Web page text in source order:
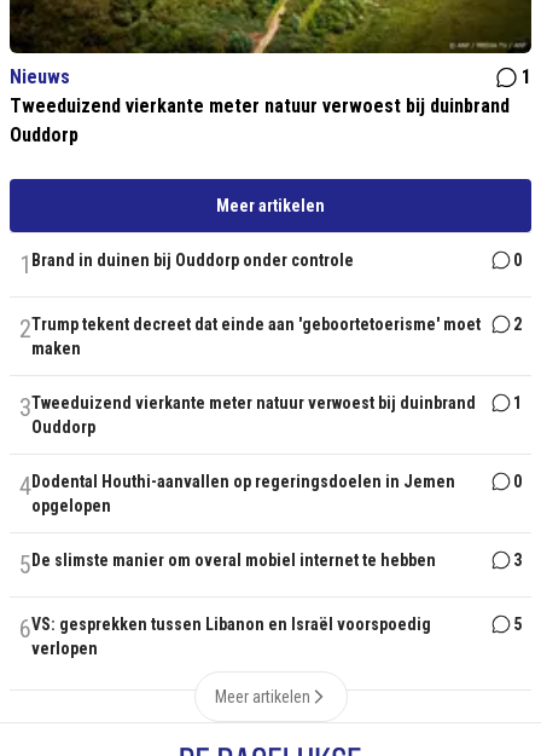
Nieuws
1
Tweeduizend vierkante meter natuur verwoest bij duinbrand
Ouddorp
Meer artikelen
1 Brand in duinen bij Ouddorp onder controle 0
2Trump tekent decreet dat einde aan 'geboortetoerisme' moet
maken
2
3Tweeduizend vierkante meter natuur verwoest bij duinbrand
Ouddorp
1
4Dodental Houthi-aanvallen op regeringsdoelen in Jemen
opgelopen
0
5 De slimste manier om overal mobiel internet te hebben 3
6VS: gesprekken tussen Libanon en Israël voorspoedig
verlopen
5
Meer artikelen